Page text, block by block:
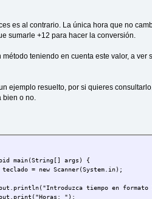
es al contrario. La única hora que no
sumarle +12 para hacer la conversión.
teniendo en cuenta este valor, a ver
ejemplo resuelto, por si quieres
bien o no.
main(String[] args) {
teclado = new Scanner(System.in);
tiempo en formato
");